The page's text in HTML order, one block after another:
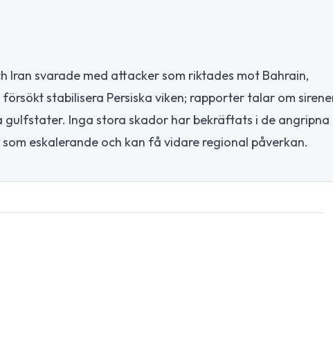
svarade med attacker som riktades mot Bahrain,
stabilisera Persiska viken; rapporter talar om
Inga stora skador har bekräftats i de angripna
eskalerande och kan få vidare regional påverkan.